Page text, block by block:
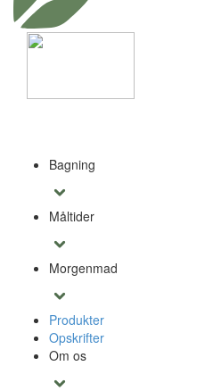
Bagning
Måltider
Morgenmad
Produkter
Opskrifter
Om os